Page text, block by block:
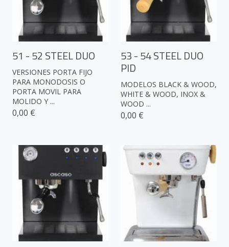
51 - 52 STEEL DUO
VERSIONES PORTA FIJO
PARA MONODOSIS O
PORTA MOVIL PARA
MOLIDO Y ...
0,00 €
53 - 54 STEEL DUO
PID
MODELOS BLACK & WOOD,
WHITE & WOOD, INOX &
WOOD ...
0,00 €